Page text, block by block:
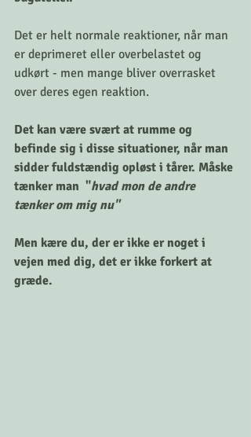
Det er helt normale reaktioner, når man
er deprimeret eller overbelastet og
udkørt - men mange bliver overrasket
over deres egen reaktion.
Det kan være svært at rumme og
befinde sig i disse situationer, når man
sidder fuldstændig opløst i tårer. Måske
tænker man  "hvad mon de andre
tænker om mig nu"
Men kære du, der er ikke er noget i
vejen med dig, det er ikke forkert at
græde.